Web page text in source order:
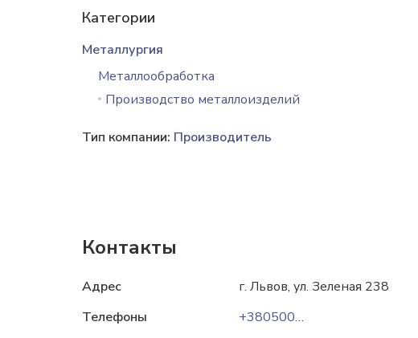
Категории
Металлургия
Металлообработка
Производство металлоизделий
Тип компании: Производитель
Контакты
Адрес
г. Львов, ул. Зеленая 238
Телефоны
+380500194319